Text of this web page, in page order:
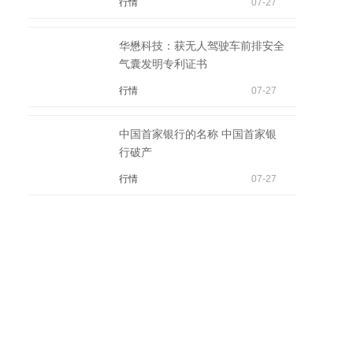
行情 07-27
华懋科技：获无人驾驶车前排安全
气囊发明专利证书
行情 07-27
中国首家银行的名称 中国首家银
行破产
行情 07-27